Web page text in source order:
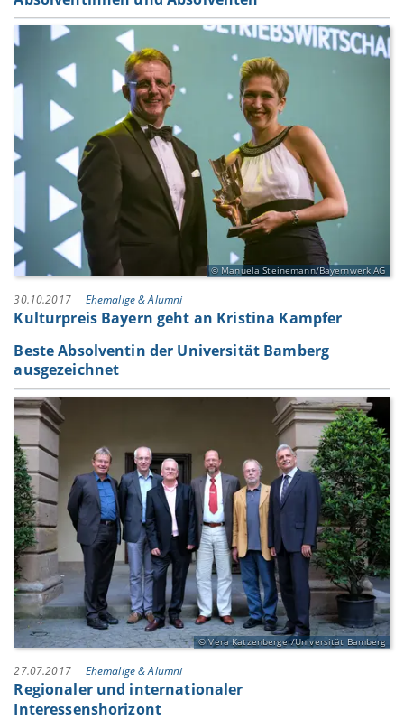
Manuela Steinemann/Bayernwerk AG
30.10.2017 Ehemalige & Alumni
Kulturpreis Bayern geht an Kristina Kampfer
Beste Absolventin der Universität Bamberg
ausgezeichnet
Vera Katzenberger/Universität Bamberg
27.07.2017 Ehemalige & Alumni
Regionaler und internationaler
Interessenshorizont